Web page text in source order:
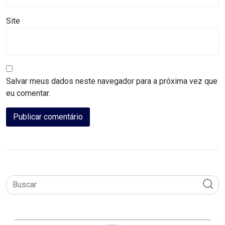
NATAL
CÂMARA
FEDERAL
CÂMARA
DE
Site
Salvar meus dados neste navegador para a próxima vez que
eu comentar.